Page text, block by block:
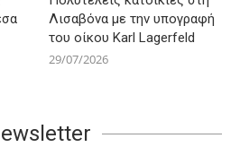
Λισαβόνα με την υπογραφή
του οίκου Karl Lagerfeld
29/07/2026